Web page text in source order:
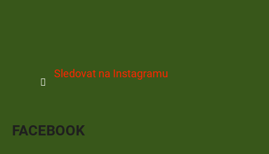
Sledovat na Instagramu
FACEBOOK